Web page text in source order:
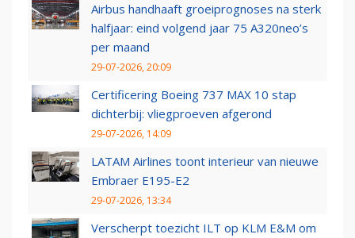
Airbus handhaaft groeiprognoses na sterk
halfjaar: eind volgend jaar 75 A320neo’s
per maand
29-07-2026, 20:09
Certificering Boeing 737 MAX 10 stap
dichterbij: vliegproeven afgerond
29-07-2026, 14:09
LATAM Airlines toont interieur van nieuwe
Embraer E195-E2
29-07-2026, 13:34
Verscherpt toezicht ILT op KLM E&M om